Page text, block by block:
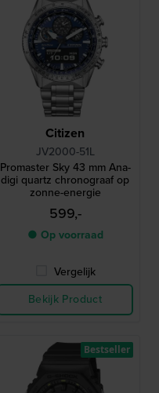
Citizen
JV2000-51L
Promaster Sky 43 mm Ana-
digi quartz chronograaf op
zonne-energie
599,-
● Op voorraad
Vergelijk
Bekijk Product
Bestseller